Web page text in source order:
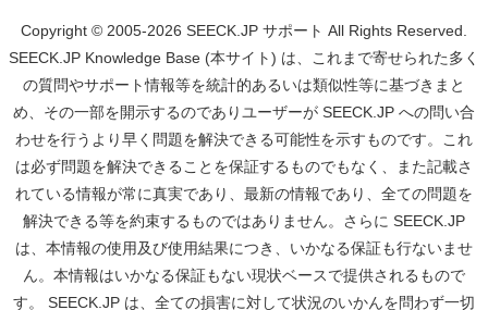
Copyright © 2005-2026 SEECK.JP サポート All Rights Reserved.
SEECK.JP Knowledge Base (本サイト) は、これまで寄せられた多く
の質問やサポート情報等を統計的あるいは類似性等に基づきまと
め、その一部を開示するのでありユーザーが SEECK.JP への問い合
わせを行うより早く問題を解決できる可能性を示すものです。これ
は必ず問題を解決できることを保証するものでもなく、また記載さ
れている情報が常に真実であり、最新の情報であり、全ての問題を
解決できる等を約束するものではありません。さらに SEECK.JP
は、本情報の使用及び使用結果につき、いかなる保証も行ないませ
ん。本情報はいかなる保証もない現状ベースで提供されるもので
す。 SEECK.JP は、全ての損害に対して状況のいかんを問わず一切